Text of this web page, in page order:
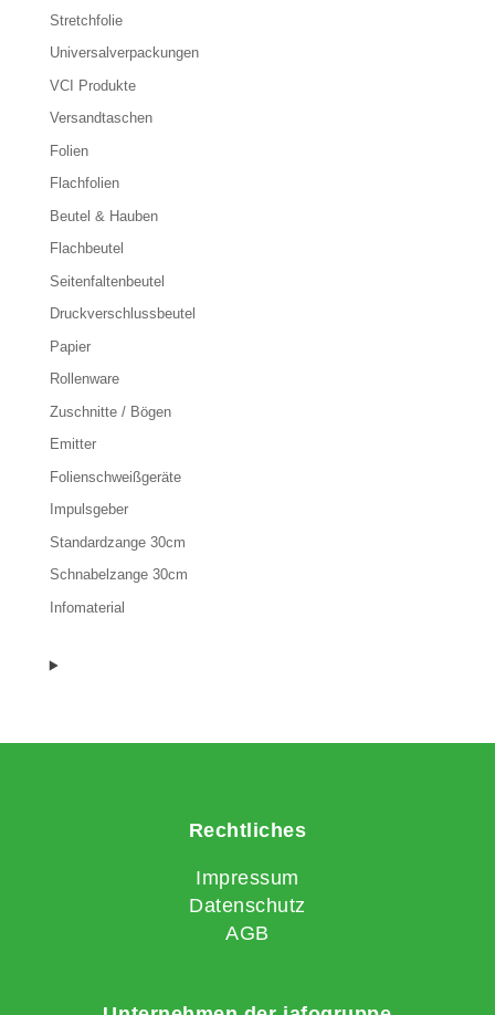
Stretchfolie
Universalverpackungen
VCI Produkte
Versandtaschen
Folien
Flachfolien
Beutel & Hauben
Flachbeutel
Seitenfaltenbeutel
Druckverschlussbeutel
Papier
Rollenware
Zuschnitte / Bögen
Emitter
Folienschweißgeräte
Impulsgeber
Standardzange 30cm
Schnabelzange 30cm
Infomaterial
Rechtliches
Impressum
Datenschutz
AGB